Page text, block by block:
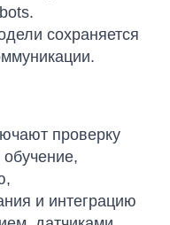
сохраняется
проверку
и интеграцию